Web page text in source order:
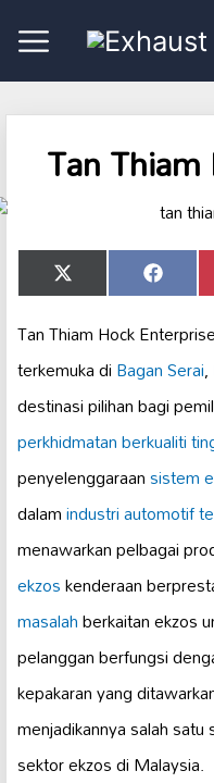
Tan
Share
on
X
(Twitter)
Share
on
Tan Thiam Hock
terkemuka diBagan Serai,
destinasi pilihan bagi
perkhidmatan berkualiti
penyelenggaraansistem
dalamindustri automotif
menawarkan pelbagai
ekzoskenderaan
masalahberkaitan ekzos
pelanggan berfungsi
kepakaran yang
menjadikannya salah
sektor ekzos di Malaysia.